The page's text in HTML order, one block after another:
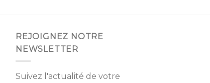
REJOIGNEZ NOTRE
NEWSLETTER
Suivez l'actualité de votre